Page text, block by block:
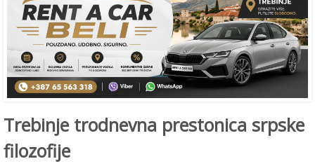
Trebinje trodnevna prestonica srpske
filozofije